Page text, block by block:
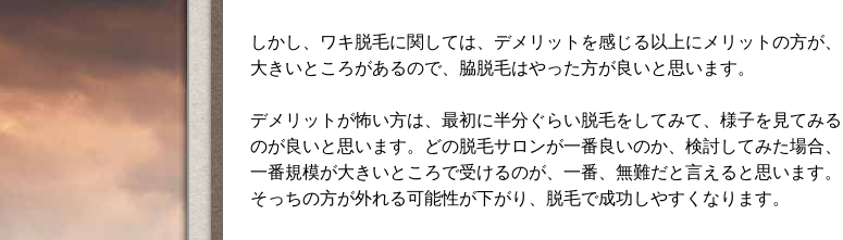
しかし、ワキ脱毛に関しては、デメリットを感じる以上にメリットの方が、
大きいところがあるので、脇脱毛はやった方が良いと思います。
デメリットが怖い方は、最初に半分ぐらい脱毛をしてみて、様子を見てみる
のが良いと思います。どの脱毛サロンが一番良いのか、検討してみた場合、
一番規模が大きいところで受けるのが、一番、無難だと言えると思います。
そっちの方が外れる可能性が下がり、脱毛で成功しやすくなります。